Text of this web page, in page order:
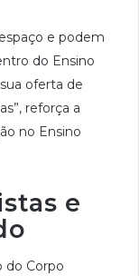
e podem
do Ensino
oferta de
reforça a
no Ensino
e
do Corpo